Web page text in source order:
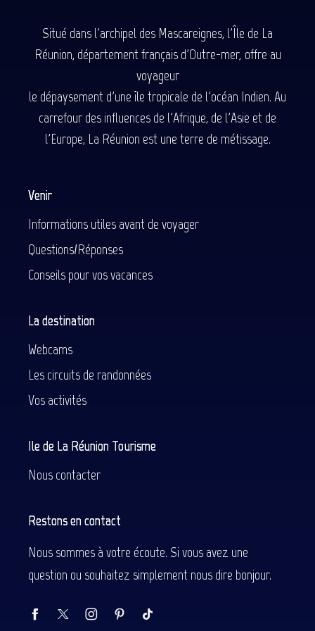
Situé dans l'archipel des Mascareignes, l'Île de La
Réunion, département français d'Outre-mer, offre au
voyageur
le dépaysement d'une île tropicale de l'océan Indien. Au
carrefour des influences de l'Afrique, de l'Asie et de
l'Europe, La Réunion est une terre de métissage.
Venir
Informations utiles avant de voyager
Questions/Réponses
Conseils pour vos vacances
La destination
Webcams
Les circuits de randonnées
Vos activités
Ile de La Réunion Tourisme
Nous contacter
Restons en contact
Nous sommes à votre écoute. Si vous avez une
question ou souhaitez simplement nous dire bonjour.